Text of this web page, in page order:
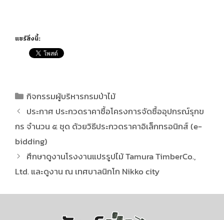
แชร์สิ่งนี้:
กิจกรรมผู้บริหารกรมป่าไม้
ประกาศ ประกวดราคาซื้อโครงการจัดซื้ออุปกรณ์รุกข
กร จำนวน ๕ ชุด ด้วยวิธีประกวดราคาอิเล็กทรอนิกส์ (e-
bidding)
ศึกษาดูงานโรงงานแปรรูปไม้ Tamura TimberCo.,
Ltd. และดูงาน ณ เทศบาลนิกโก Nikko city